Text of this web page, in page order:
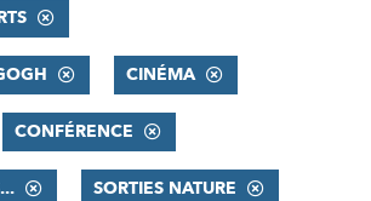
CINÉMA
CONFÉRENCE
SORTIES NATURE